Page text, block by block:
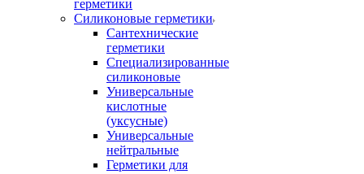
герметики
Силиконовые герметики
Сантехнические
герметики
Специализированные
силиконовые
Универсальные
кислотные
(уксусные)
Универсальные
нейтральные
Герметики для